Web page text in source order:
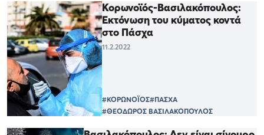
Κορωνοϊός-Βασιλακόπουλος:
Εκτόνωση του κύματος κοντά
στο Πάσχα
11.2.2022
#ΚΟΡΩΝΟΪΟΣ#ΠΑΣΧΑ
#ΘΕΟΔΩΡΟΣ ΒΑΣΙΛΑΚΟΠΟΥΛΟΣ